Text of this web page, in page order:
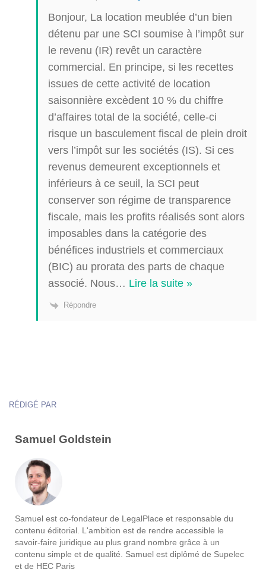
Bonjour, La location meublée d’un bien
détenu par une SCI soumise à l’impôt sur
le revenu (IR) revêt un caractère
commercial. En principe, si les recettes
issues de cette activité de location
saisonnière excèdent 10 % du chiffre
d’affaires total de la société, celle-ci
risque un basculement fiscal de plein droit
vers l’impôt sur les sociétés (IS). Si ces
revenus demeurent exceptionnels et
inférieurs à ce seuil, la SCI peut
conserver son régime de transparence
fiscale, mais les profits réalisés sont alors
imposables dans la catégorie des
bénéfices industriels et commerciaux
(BIC) au prorata des parts de chaque
associé. Nous… Lire la suite »
Répondre
RÉDIGÉ PAR
Samuel Goldstein
Samuel est co-fondateur de LegalPlace et responsable du
contenu éditorial. L'ambition est de rendre accessible le
savoir-faire juridique au plus grand nombre grâce à un
contenu simple et de qualité. Samuel est diplômé de Supelec
et de HEC Paris